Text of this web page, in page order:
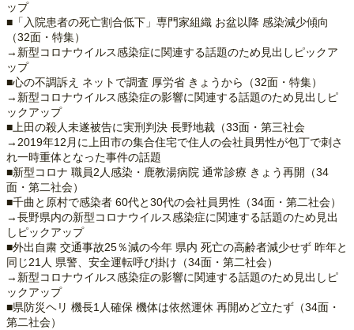
ップ
■「入院患者の死亡割合低下」専門家組織 お盆以降 感染減少傾向
（32面・特集）
→新型コロナウイルス感染症に関連する話題のため見出しピックア
ップ
■心の不調訴え ネットで調査 厚労省 きょうから（32面・特集）
→新型コロナウイルス感染症の影響に関連する話題のため見出しピ
ックアップ
■上田の殺人未遂被告に実刑判決 長野地裁（33面・第三社会
→2019年12月に上田市の集合住宅で住人の会社員男性が包丁で刺さ
れ一時重体となった事件の話題
■新型コロナ 職員2人感染・鹿教湯病院 通常診療 きょう再開（34
面・第二社会）
■千曲と原村で感染者 60代と30代の会社員男性（34面・第二社会）
→長野県内の新型コロナウイルス感染症に関連する話題のため見出
しピックアップ
■外出自粛 交通事故25％減の今年 県内 死亡の高齢者減少せず 昨年と
同じ21人 県警、安全運転呼び掛け（34面・第二社会）
→新型コロナウイルス感染症の影響に関連する話題のため見出しピ
ックアップ
■県防災ヘリ 機長1人確保 機体は依然運休 再開めど立たず（34面・
第二社会）